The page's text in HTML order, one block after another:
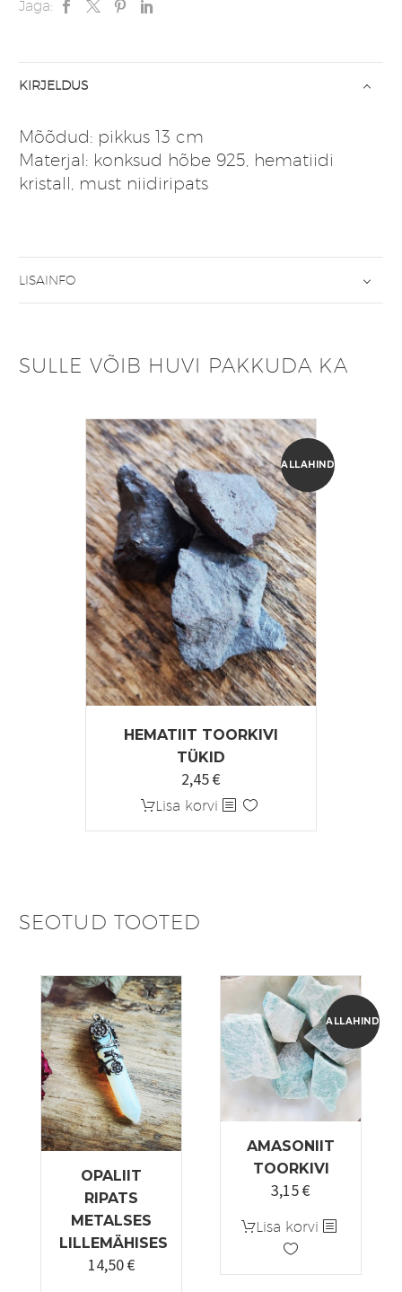
Jaga:
KIRJELDUS
Mõõdud: pikkus 13 cm
Materjal: konksud hõbe 925, hematiidi
kristall, must niidiripats
LISAINFO
SULLE VÕIB HUVI PAKKUDA KA
ALLAHINDLUS!
HEMATIIT TOORKIVI
TÜKID
Algne
hind
2,45€Praegune
hind
Lisa korvi
SEOTUD TOOTED
OPALIIT
RIPATS
METALSES
LILLEMÄHISES
14,50€
ALLAHINDLUS!
AMASONIIT
TOORKIVI
Algne
oli:
4,50 €.
3,15€Praegune
on:
Lisa korvi